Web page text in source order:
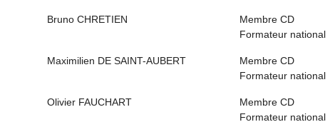
Bruno CHRETIEN
Membre CD
Formateur national
Maximilien DE SAINT-AUBERT
Membre CD
Formateur national
Olivier FAUCHART
Membre CD
Formateur national